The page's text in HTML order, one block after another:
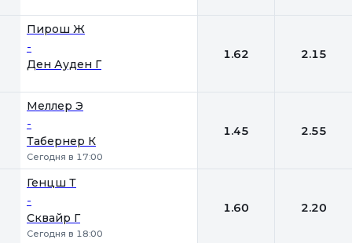
Пирош Ж
-
Ден Ауден Г
1.62 2.15
Меллер Э
-
Табернер К
Сегодня в 17:00
1.45 2.55
Генцш Т
-
Сквайр Г
Сегодня в 18:00
1.60 2.20